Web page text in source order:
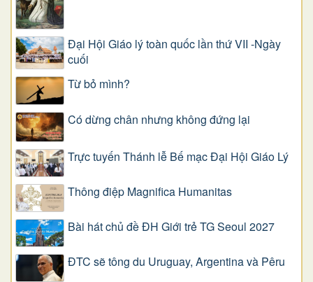
Đại Hội Giáo lý toàn quốc lần thứ VII -Ngày
cuối
Từ bỏ mình?
Có dừng chân nhưng không đứng lại
Trực tuyến Thánh lễ Bế mạc Đại Hội Giáo Lý
Thông điệp Magnifica Humanitas
Bài hát chủ đề ĐH Giới trẻ TG Seoul 2027
ĐTC sẽ tông du Uruguay, Argentina và Pêru